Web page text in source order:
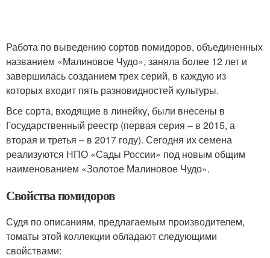
Работа по выведению сортов помидоров, объединенных
названием «Малиновое Чудо», заняла более 12 лет и
завершилась созданием трех серий, в каждую из
которых входит пять разновидностей культуры.
Все сорта, входящие в линейку, были внесены в
Государственный реестр (первая серия – в 2015, а
вторая и третья – в 2017 году). Сегодня их семена
реализуются НПО «Сады России» под новым общим
наименованием «Золотое Малиновое Чудо».
Свойства помидоров
Судя по описаниям, предлагаемым производителем,
томаты этой коллекции обладают следующими
свойствами: